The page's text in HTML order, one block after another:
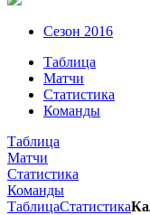
Сезон 2016
Таблица
Матчи
Статистика
Команды
Таблица
Матчи
Статистика
Команды
ТаблицаСтатистика